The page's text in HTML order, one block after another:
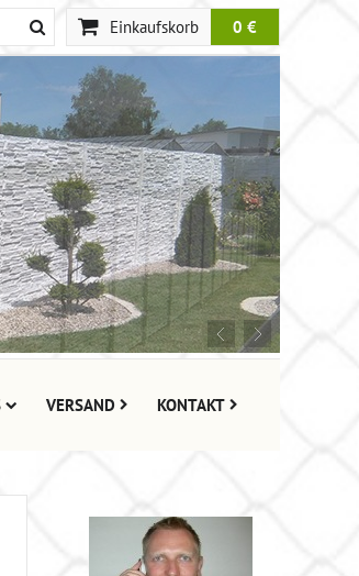
Einkaufskorb 0 €
VERSAND KONTAKT